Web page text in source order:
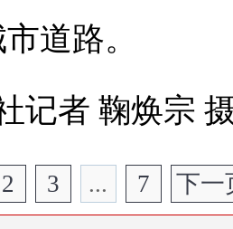
道路。
记者 鞠焕宗
2 3 ... 7 下一